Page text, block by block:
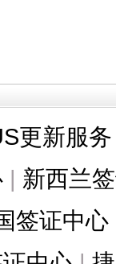
更新服务
| 新西兰
签证中心